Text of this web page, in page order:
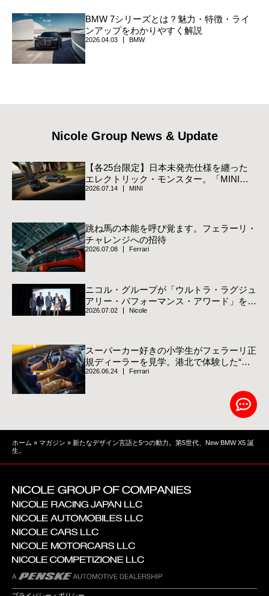
BMW 7シリーズとは？魅力・特徴・ライ
ンアップをわかりやすく解説
2026.04.03 BMW
Nicole Group News & Update
【各25台限定】日本未発売仕様を纏った
エレクトリック・モンスター。「MINI
JCW Track Style Edition」登場
2026.07.14 MINI
跳ね馬の本能を呼び覚ます。フェラーリ・
チャレンジへの招待
2026.07.08 Ferrari
ニコル・グループが「ウルトラ・ラグジュ
アリー・パフォーマンス・アワード」を受
賞
2026.07.02 Nicole
スーパーカー好きの小学生がフェラーリ正
規ディーラーを見学。港北で体験した“跳
ね馬”の世界
2026.06.24 Ferrari
ホーム » マガジン » 新たなデザイン言語と5つの動力。第5世代、New BMW X5 誕
生。